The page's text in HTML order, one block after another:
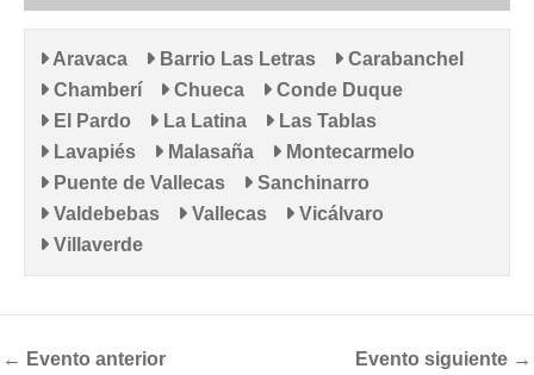
Aravaca Barrio Las Letras
Carabanchel
Chamberí
Chueca
Conde Duque
El Pardo
La Latina
Las Tablas
Lavapiés
Malasaña
Montecarmelo
Puente de Vallecas
Sanchinarro
Valdebebas
Vallecas
Vicálvaro
Villaverde
← Evento anterior Evento siguiente →